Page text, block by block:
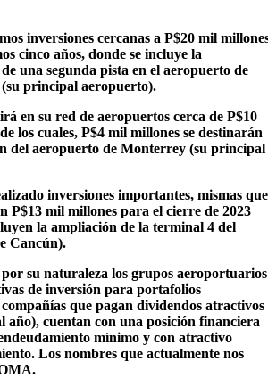
inversiones cercanas a P$20 mil
cinco años, donde se incluye la
una segunda pista en el aeropuerto de
principal aeropuerto).
en su red de aeropuertos cerca de P$10
los cuales, P$4 mil millones se destinarán
del aeropuerto de Monterrey (su principal
inversiones importantes, mismas que
P$13 mil millones para el cierre de 2023
la ampliación de la terminal 4 del
Cancún).
su naturaleza los grupos aeroportuarios
de inversión para portafolios
que pagan dividendos atractivos
año), cuentan con una posición financiera
mínimo y con atractivo
Los nombres que actualmente nos